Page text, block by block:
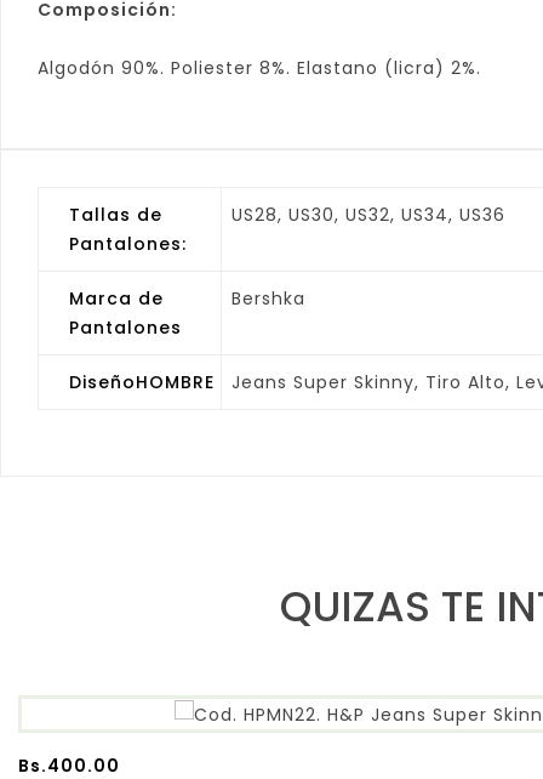
Composición:
Algodón 90%. Poliester 8%. Elastano (licra) 2%.
Tallas de
Pantalones:
US28, US30, US32, US34, US36
Marca de
Pantalones
Bershka
DiseñoHOMBRE Jeans Super Skinny, Tiro Alto,
QUIZAS TE
Bs.400.00